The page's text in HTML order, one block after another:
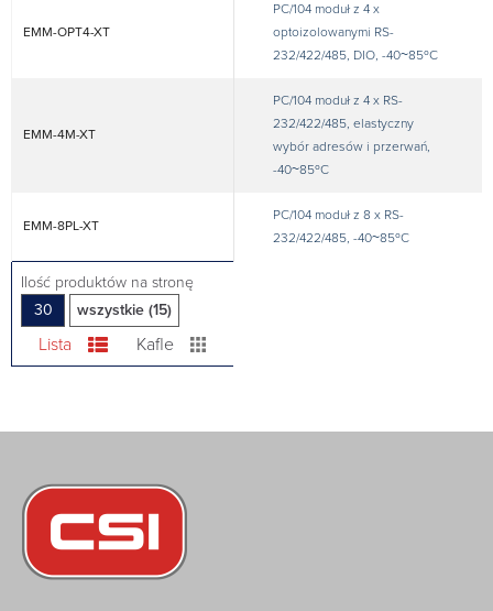
EMM-OPT4-XT
PC/104 moduł z 4 x
optoizolowanymi RS-
232/422/485, DIO, -40~85ºC
EMM-4M-XT
PC/104 moduł z 4 x RS-
232/422/485, elastyczny
wybór adresów i przerwań,
-40~85ºC
EMM-8PL-XT
PC/104 moduł z 8 x RS-
232/422/485, -40~85ºC
Ilość produktów na stronę
30
wszystkie (15)
Lista Kafle